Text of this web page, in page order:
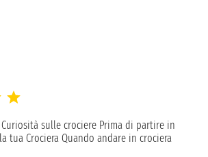
Curiosità sulle crociere Prima di partire in
tua Crociera Quando andare in crociera